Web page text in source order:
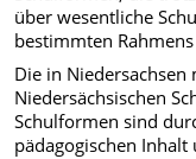
über wesentliche
bestimmten
Die in
Niedersächsischen
Schulformen sind
pädagogischen Inhalt